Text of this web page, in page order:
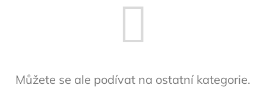
Můžete se ale podívat na ostatní kategorie.